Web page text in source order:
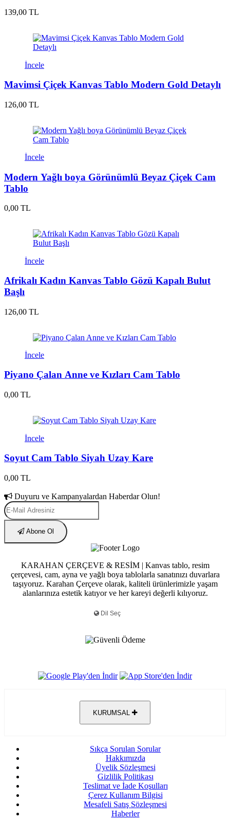
139,00 TL
İncele
Mavimsi Çiçek Kanvas Tablo Modern Gold Detaylı
126,00 TL
İncele
Modern Yağlı boya Görünümlü Beyaz Çiçek Cam
Tablo
0,00 TL
İncele
Afrikalı Kadın Kanvas Tablo Gözü Kapalı Bulut
Başlı
126,00 TL
İncele
Piyano Çalan Anne ve Kızları Cam Tablo
0,00 TL
İncele
Soyut Cam Tablo Siyah Uzay Kare
0,00 TL
Duyuru ve Kampanyalardan Haberdar Olun!
Abone Ol
KARAHAN ÇERÇEVE & RESİM | Kanvas tablo, resim
çerçevesi, cam, ayna ve yağlı boya tablolarla sanatınızı duvarlara
taşıyoruz. Karahan Çerçeve olarak, kaliteli ürünlerimizle yaşam
alanlarınıza estetik katıyor ve her kareyi değerli kılıyoruz.
KURUMSAL
Sıkça Sorulan Sorular
Hakkımızda
Üyelik Sözleşmesi
Gizlilik Politikası
Teslimat ve İade Koşulları
Çerez Kullanım Bilgisi
Mesafeli Satış Sözleşmesi
Haberler